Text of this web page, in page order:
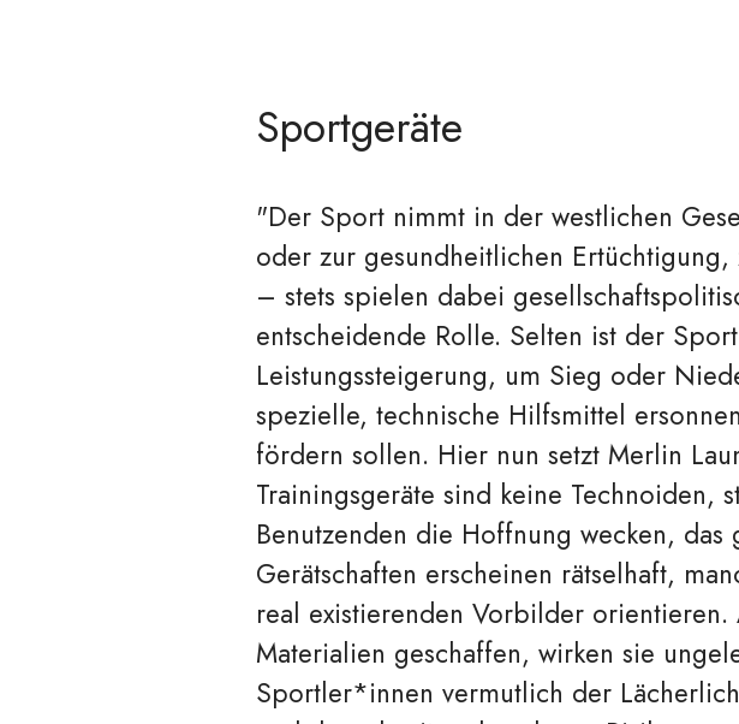
Sportgeräte
"Der Sport nimmt in der westlichen
oder zur gesundheitlichen
– stets spielen dabei
entscheidende Rolle. Selten ist der
Leistungssteigerung, um Sieg oder
spezielle, technische Hilfsmittel
fördern sollen. Hier nun setzt Merlin
Trainingsgeräte sind keine Technoiden,
Benutzenden die Hoffnung wecken,
Gerätschaften erscheinen rätselhaft,
real existierenden Vorbilder
Materialien geschaffen, wirken sie
Sportler*innen vermutlich der